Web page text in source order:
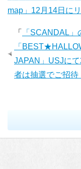
map」12月14日に
「
「SCANDAL
「
JAPAN」USJに
者は抽選でご招待